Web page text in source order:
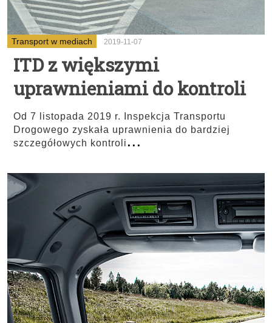
Transport w mediach 2019-11-07
ITD z większymi
uprawnieniami do kontroli
Od 7 listopada 2019 r. Inspekcja Transportu
Drogowego zyskała uprawnienia do bardziej
szczegółowych kontroli ...